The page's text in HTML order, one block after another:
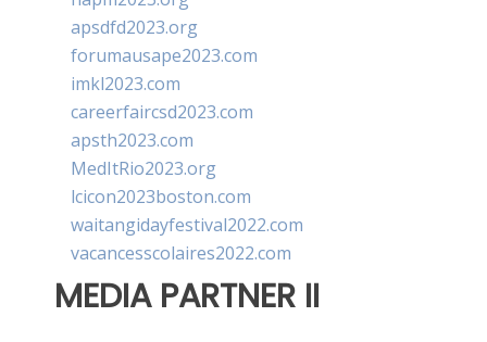
apsdfd2023.org
forumausape2023.com
imkl2023.com
careerfaircsd2023.com
apsth2023.com
MedItRio2023.org
lcicon2023boston.com
waitangidayfestival2022.com
vacancesscolaires2022.com
MEDIA PARTNER II